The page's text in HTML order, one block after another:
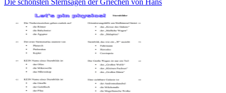
Die schönsten Sternsagen der Griechen von Hans